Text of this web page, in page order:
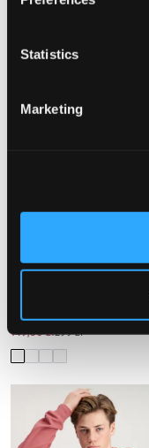
Statistics
Marketing
DOUBLE KNIT ZIP HOODIE
149,50 zł299 zł